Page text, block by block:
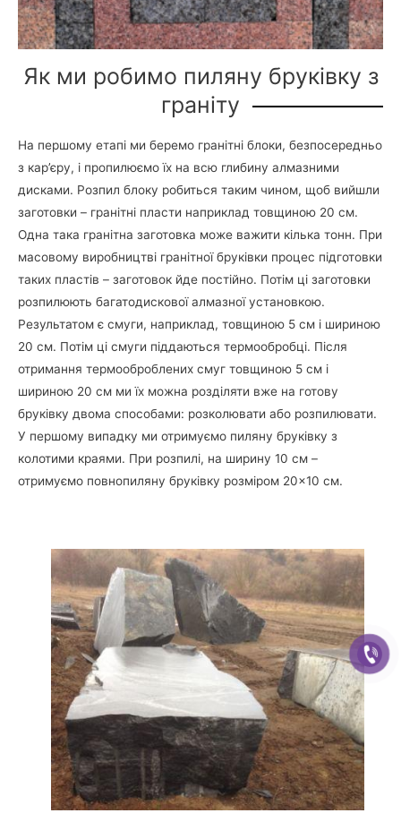
Як ми робимо пиляну бруківку з
граніту
На першому етапі ми беремо гранітні блоки, безпосередньо
з кар’єру, і пропилюємо їх на всю глибину алмазними
дисками. Розпил блоку робиться таким чином, щоб вийшли
заготовки – гранітні пласти наприклад товщиною 20 см.
Одна така гранітна заготовка може важити кілька тонн. При
масовому виробництві гранітної бруківки процес підготовки
таких пластів – заготовок йде постійно. Потім ці заготовки
розпилюють багатодискової алмазної установкою.
Результатом є смуги, наприклад, товщиною 5 см і шириною
20 см. Потім ці смуги піддаються термообробці. Після
отримання термооброблених смуг товщиною 5 см і
шириною 20 см ми їх можна розділяти вже на готову
бруківку двома способами: розколювати або розпилювати.
У першому випадку ми отримуємо пиляну бруківку з
колотими краями. При розпилі, на ширину 10 см –
отримуємо повнопиляну бруківку розміром 20×10 см.